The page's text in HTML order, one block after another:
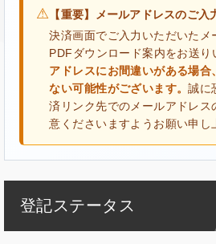
⚠ 【重要】メールアドレスのご入
決済画面でご入力いただいたメ
PDFダウンロード案内をお送り
アドレスにお間違いがある場合
ない可能性がございます。誠に
済リンク先でのメールアドレス
意くださいますようお願い申し
登記ステータス